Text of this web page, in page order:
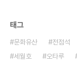
태그
문화유산 전점석
세월호
오타루